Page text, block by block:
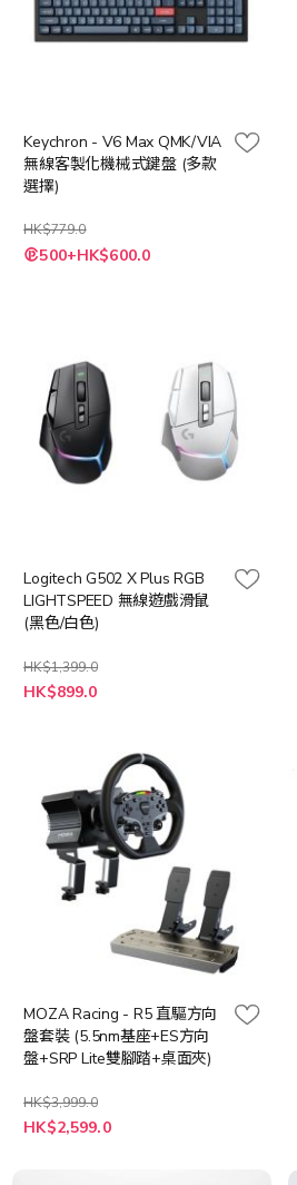
Keychron - V6 Max QMK/VIA
無線客製化機械式鍵盤 (多款
選擇)
HK$779.0
500+HK$600.0
Logitech G502 X Plus RGB
LIGHTSPEED 無線遊戲滑鼠
(黑色/白色)
HK$1,399.0
HK$899.0
MOZA Racing - R5 直驅方向
盤套裝 (5.5nm基座+ES方向
盤+SRP Lite雙腳踏+桌面夾)
HK$3,999.0
特
殊
HK$2,599.0